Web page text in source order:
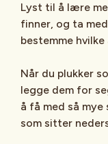
Lyst til å lære
finner, og ta
bestemme
Når du plukker
legge dem for
å få med så mye
som sitter